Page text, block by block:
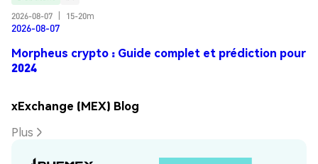
2026-08-07
15-20m
2026-08-07
Morpheus crypto : Guide complet et prédiction pour
2024
xExchange (MEX) Blog
Plus